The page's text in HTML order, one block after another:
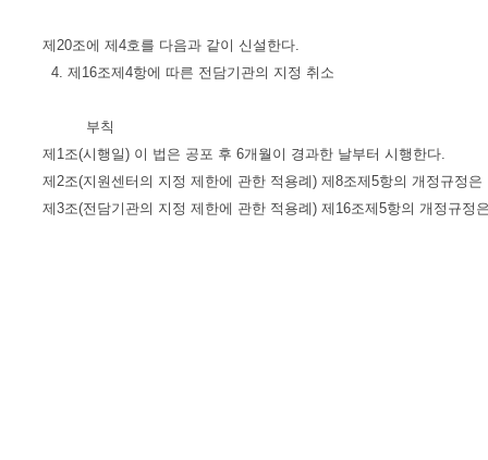
제20조에 제4호를 다음과 같이 신설한다.
4. 제16조제4항에 따른 전담기관의 지정 취소
부칙
제1조(시행일) 이 법은 공포 후 6개월이 경과한 날부터 시행한다.
제2조(지원센터의 지정 제한에 관한 적용례) 제8조제5항의 개정규정
제3조(전담기관의 지정 제한에 관한 적용례) 제16조제5항의 개정규